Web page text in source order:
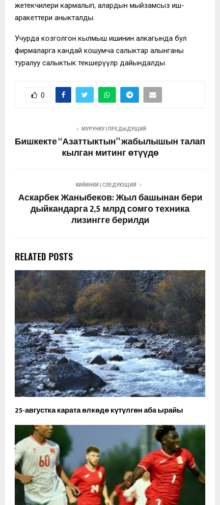
жетекчилери кармалып, алардын мыйзамсыз иш-
аракеттери аныкталды.
Учурда козголгон кылмыш ишинин алкагында бул
фирмаларга кандай кошумча салыктар алынганы
туралуу салыктык текшерүүлөр дайындалды.
0
МУРУНКУ | ПРЕДЫДУЩИЙ
Бишкекте “Азаттыктын” жабылышын талап
кылган митинг өтүүдө
КИЙИНКИ | СЛЕДУЮЩИЙ
Аскарбек Жаныбеков: Жыл башынан бери
дыйкандарга 2,5 млрд сомго техника
лизингге берилди
RELATED POSTS
25-августка карата өлкөдө күтүлгөн аба ырайы